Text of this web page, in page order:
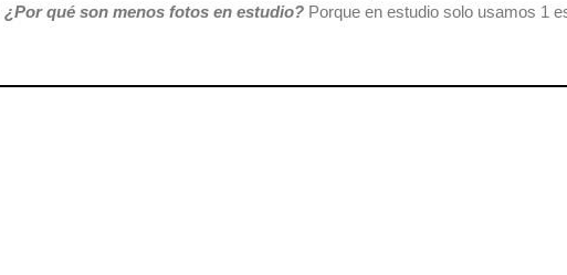
¿Por qué son menos fotos en estudio? Porque en estudio solo usamos 1